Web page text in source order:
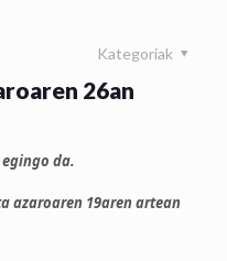
Kategoriak
26an
da.
azaroaren 19aren artean